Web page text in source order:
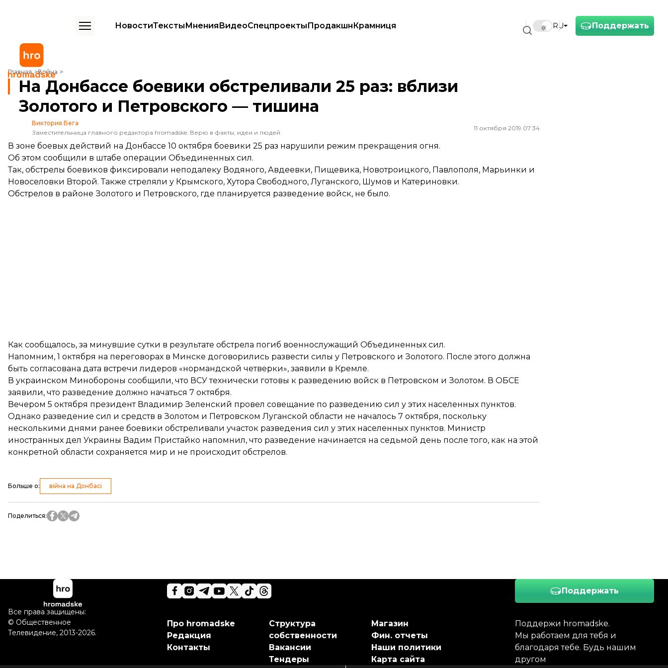
Поддержать
RU
НовостиТекстыМненияВидеоСпецпроектыПродакшнКрамниця
Главная Война
На Донбассе боевики обстреливали 25 раз: вблизи Золотого и Петровского — тишина
На Донбассе боевики обстреливали 25 раз: вблизи
Золотого и Петровского — тишина
Виктория Бега
Заместительница главного редактора hromadske. Верю в факты, идеи и людей
11 октября 2019 07:34
В зоне боевых действий на Донбассе 10 октября боевики 25 раз нарушили режим прекращения огня.
Об этом сообщили в штабе операции Объединенных сил.
Так, обстрелы боевиков фиксировали неподалеку Водяного, Авдеевки, Пищевика, Новотроицкого, Павлополя, Марьинки и
Новоселовки Второй. Также стреляли у Крымского, Хутора Свободного, Луганского, Шумов и Катериновки.
Обстрелов в районе Золотого и Петровского, где планируется разведение войск, не было.
Как сообщалось, за минувшие сутки в результате обстрела погиб военнослужащий Объединенных сил.
Напомним, 1 октября на переговорах в Минске договорились развести силы у Петровского и Золотого. После этого должна
быть согласована дата встречи лидеров «нормандской четверки», заявили в Кремле.
В украинском Минобороны сообщили, что ВСУтехнически готовы к разведению войск в Петровском и Золотом. В ОБСЕ
заявили, что разведение должно начаться 7 октября.
Вечером 5 октября президент Владимир Зеленский провел совещание по разведению сил у этих населенных пунктов.
Однако разведение сил и средств в Золотом и Петровском Луганской области не началось 7 октября, поскольку
несколькими днями ранее боевики обстреливали участок разведения сил у этих населенных пунктов. Министр
иностранных дел Украины Вадим Пристайко напомнил, что разведение начинается на седьмой день после того, как на этой
конкретной области сохраняется мир и не происходит обстрелов.
Больше о: війна на Донбасі
Поделиться:
Поддержать
Поддержи hromadske.
Мы работаем для тебя и
благодаря тебе. Будь нашим
другом
Про hromadske
Редакция
Контакты
Структура
собственности
Вакансии
Тендеры
Магазин
Фин. отчеты
Наши политики
Карта сайта
Все права защищены:
© Общественное
Телевидение, 2013-2026.